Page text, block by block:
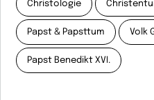
Christologie
Papst & Papsttum Volk
Papst Benedikt XVI.